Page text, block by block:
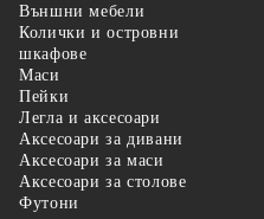
Външни мебели
Колички и островни
шкафове
Маси
Пейки
Легла и аксесоари
Аксесоари за дивани
Аксесоари за маси
Аксесоари за столове
Футони